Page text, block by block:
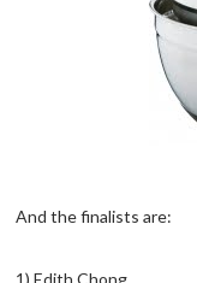
And the finalists are: